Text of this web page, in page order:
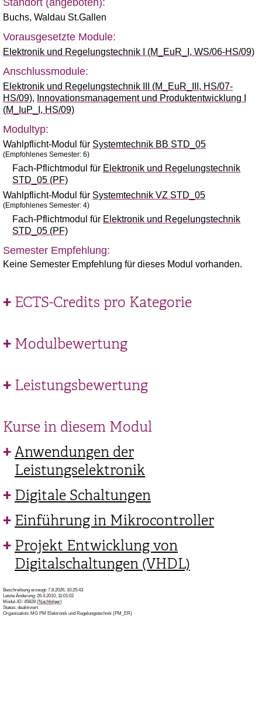
Standort (angeboten):
Buchs, Waldau St.Gallen
Vorausgesetzte Module:
Elektronik und Regelungstechnik I (M_EuR_I, WS/06-HS/09)
Anschlussmodule:
Elektronik und Regelungstechnik III (M_EuR_III, HS/07-
HS/09), Innovationsmanagement und Produktentwicklung I
(M_IuP_I, HS/09)
Modultyp:
Wahlpflicht-Modul für Systemtechnik BB STD_05
(Empfohlenes Semester: 6)
Fach-Pflichtmodul für Elektronik und Regelungstechnik
STD_05 (PF)
Wahlpflicht-Modul für Systemtechnik VZ STD_05
(Empfohlenes Semester: 4)
Fach-Pflichtmodul für Elektronik und Regelungstechnik
STD_05 (PF)
Semester Empfehlung:
Keine Semester Empfehlung für dieses Modul vorhanden.
ECTS-Credits pro Kategorie
Modulbewertung
Leistungsbewertung
Kurse in diesem Modul
Anwendungen der
Leistungselektronik
Digitale Schaltungen
Einführung in Mikrocontroller
Projekt Entwicklung von
Digitalschaltungen (VHDL)
Beschreibung erzeugt: 7.8.2026, 10:25:43
Letzte Änderung: 26.4.2010, 11:01:02
Modul-ID: 45828 (Nachfolger)
Status: deaktiviert
Organisation: MG PM Elektronik und Regelungstechnik (PM_ER)